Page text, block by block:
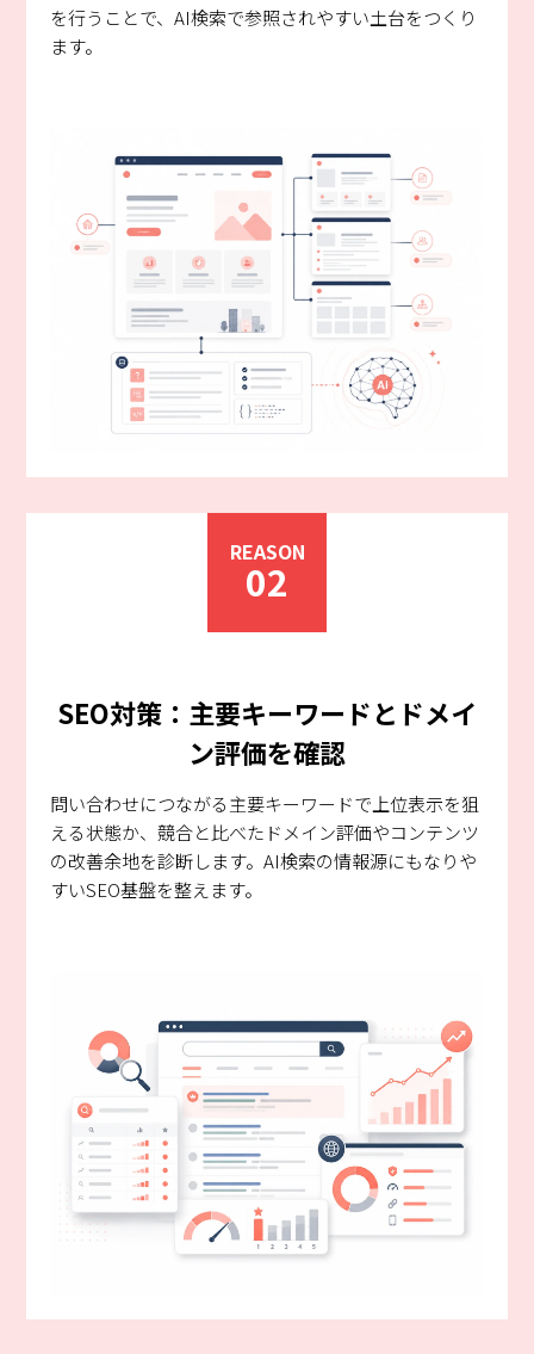
を行うことで、AI検索で参照されやすい土台をつくり
ます。
REASON
02
SEO対策：主要キーワードとドメイ
ン評価を確認
問い合わせにつながる主要キーワードで上位表示を狙
える状態か、競合と比べたドメイン評価やコンテンツ
の改善余地を診断します。AI検索の情報源にもなりや
すいSEO基盤を整えます。